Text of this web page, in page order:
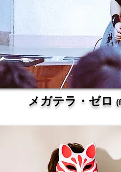
メガテラ・ゼロ